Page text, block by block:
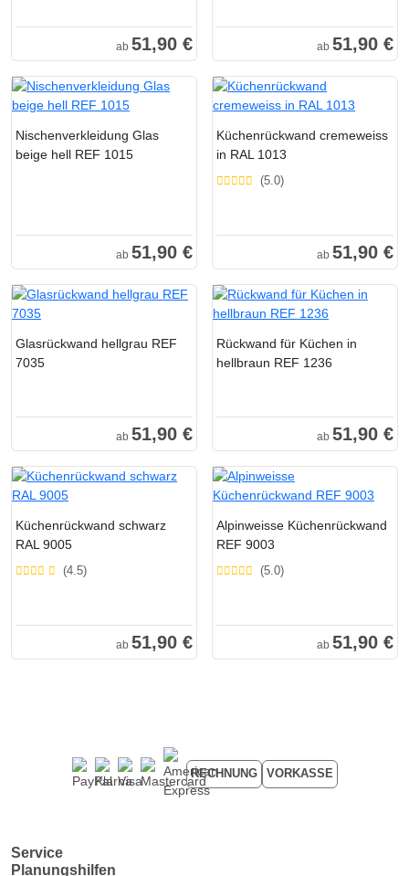
ab 51,90 € ab 51,90 €
Nischenverkleidung Glas
beige hell REF 1015
ab 51,90 €
Küchenrückwand cremeweiss
in RAL 1013
(5.0)
ab 51,90 €
Glasrückwand hellgrau REF
7035
ab 51,90 €
Rückwand für Küchen in
hellbraun REF 1236
ab 51,90 €
Küchenrückwand schwarz
RAL 9005
(4.5)
ab 51,90 €
Alpinweisse Küchenrückwand
REF 9003
(5.0)
ab 51,90 €
RECHNUNG VORKASSE
Service
Planungshilfen